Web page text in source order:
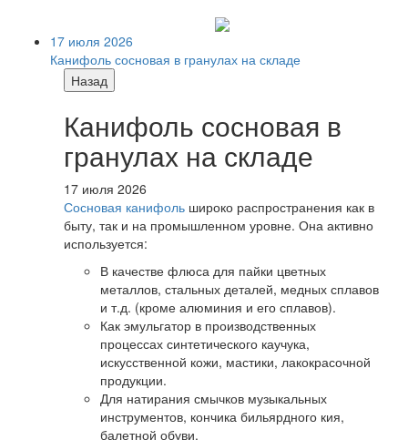
17 июля 2026
Канифоль сосновая в гранулах на складе
Назад
Канифоль сосновая в
гранулах на складе
17 июля 2026
Сосновая канифоль широко распространения как в
быту, так и на промышленном уровне. Она активно
используется:
В качестве флюса для пайки цветных
металлов, стальных деталей, медных сплавов
и т.д. (кроме алюминия и его сплавов).
Как эмульгатор в производственных
процессах синтетического каучука,
искусственной кожи, мастики, лакокрасочной
продукции.
Для натирания смычков музыкальных
инструментов, кончика бильярдного кия,
балетной обуви.